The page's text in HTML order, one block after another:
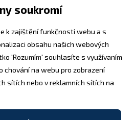
podobě na flash USB disku.
- ušetříte a žádné číslo vám
zde.
práce v letectví
s námi
E-SHOP
soukromí
k zajištění funkčnosti webu a s
obsahu našich webových
'Rozumím' souhlasíte s využívaním
chování na webu pro zobrazení
sítích nebo v reklamních sítích na